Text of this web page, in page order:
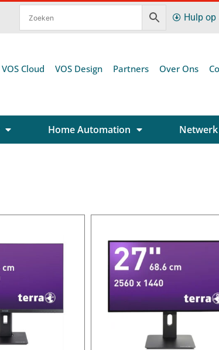
Hulp
VOS Cloud VOS Design Partners Over Ons
Home Automation Netwerk